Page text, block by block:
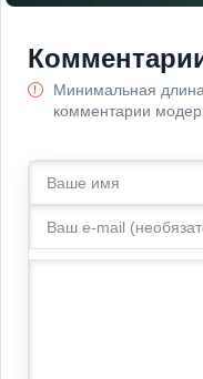
Минимальная
комментарии